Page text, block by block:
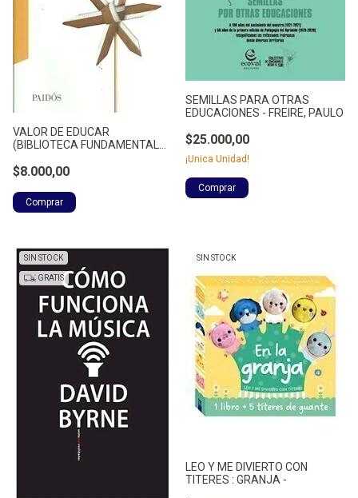
VALOR DE EDUCAR
(BIBLIOTECA FUNDAMENTAL
FERNANDO.
$8.000,00
SEMILLAS PARA OTRAS
EDUCACIONES - FREIRE, PAULO
$25.000,00
¡Unica Unidad!
SIN STOCK
GRATIS
SIN STOCK
LEO Y ME DIVIERTO CON
TITERES : GRANJA -